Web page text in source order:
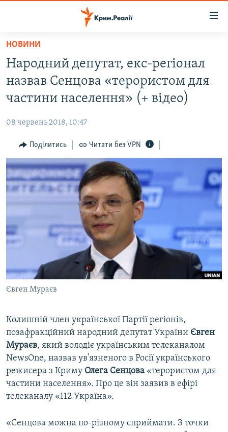
Перейти
основного
матеріалу
основної
навігації
Перейти
до
пошуку
ВОДА.КРИМ
БЛОГИ
ПОГЛЯД
ІНТЕРВ'Ю
ВСЕ ЗА ДЕНЬ
ВІДЕОУРОКИ «ELIFBE»
СВІДЧЕННЯ ОКУПАЦІЇ
УКРАЇНСЬКА ПРОБЛЕМА КРИМУ
ІНФОГРАФІКА
ЯК ОБІЙТИ БЛОКУВАННЯ
Русский
Qırımtatar
ДОЛУЧАЙСЯ!
Усі сайти RFE/RL
НОВИНИ
Народний депутат, екс-регіонал
назвав Сенцова «терористом для
частини населення» (+ відео)
08 червень 2018, 10:47
Поділитись Читати без VPN
Євген Мураєв
Колишній член української Партії регіонів,
позафракційний народний депутат України Євген
Мураєв, який володіє українським телеканалом
NewsOne, назвав ув'язненого в Росії українського
режисера з Криму Олега Сенцова «терористом для
частини населення». Про це він заявив в ефірі
телеканалу «112 Україна».
«Сенцова можна по-різному сприймати. З точки